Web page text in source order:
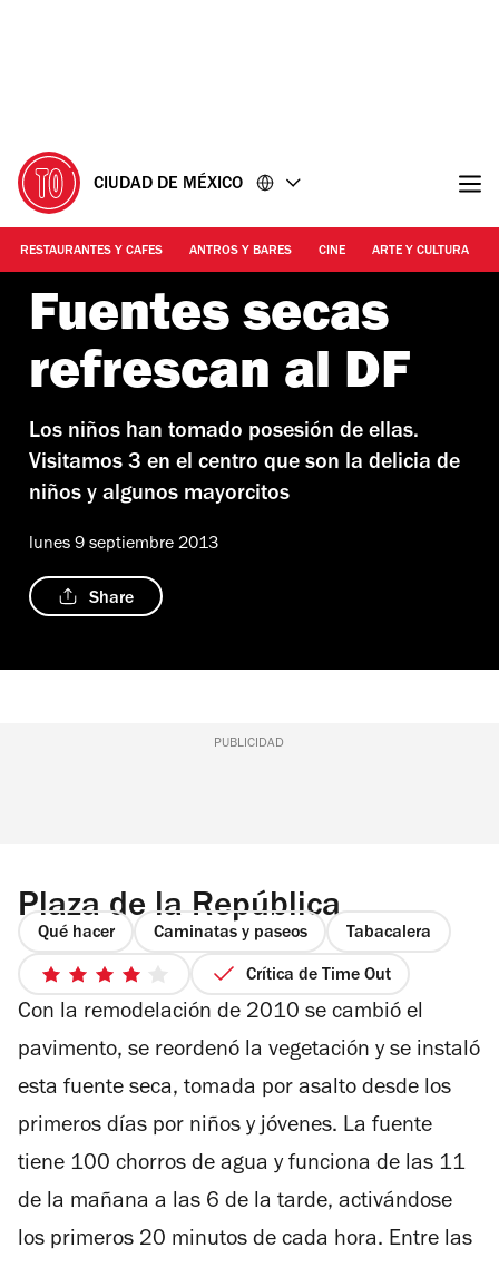
CIUDAD DE MÉXICO
RESTAURANTES Y CAFES ANTROS Y BARES CINE ARTE Y CULTURA
Fuentes secas
refrescan al DF
Los niños han tomado posesión de ellas.
Visitamos 3 en el centro que son la delicia de
niños y algunos mayorcitos
lunes 9 septiembre 2013
Share
PUBLICIDAD
Plaza de la República
Qué hacer Caminatas y paseos Tabacalera
4
de
5
Crítica de Time Out
Con la remodelación de 2010 se cambió el
pavimento, se reordenó la vegetación y se instaló
esta fuente seca, tomada por asalto desde los
primeros días por niños y jóvenes. La fuente
tiene 100 chorros de agua y funciona de las 11
de la mañana a las 6 de la tarde, activándose
los primeros 20 minutos de cada hora. Entre las